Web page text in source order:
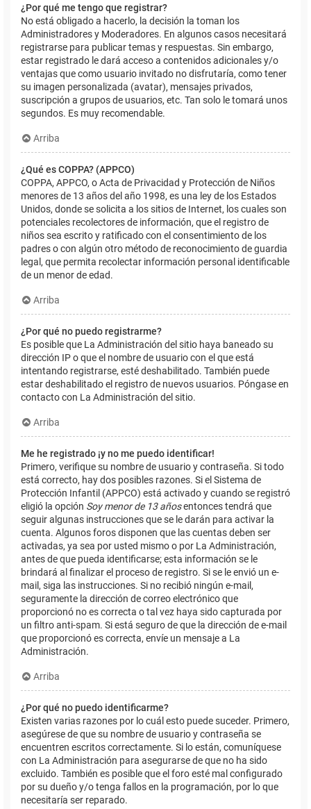
¿Por qué me tengo que registrar?
No está obligado a hacerlo, la decisión la toman los
Administradores y Moderadores. En algunos casos necesitará
registrarse para publicar temas y respuestas. Sin embargo,
estar registrado le dará acceso a contenidos adicionales y/o
ventajas que como usuario invitado no disfrutaría, como tener
su imagen personalizada (avatar), mensajes privados,
suscripción a grupos de usuarios, etc. Tan solo le tomará unos
segundos. Es muy recomendable.
Arriba
¿Qué es COPPA? (APPCO)
COPPA, APPCO, o Acta de Privacidad y Protección de Niños
menores de 13 años del año 1998, es una ley de los Estados
Unidos, donde se solicita a los sitios de Internet, los cuales son
potenciales recolectores de información, que el registro de
niños sea escrito y ratificado con el consentimiento de los
padres o con algún otro método de reconocimiento de guardia
legal, que permita recolectar información personal identificable
de un menor de edad.
Arriba
¿Por qué no puedo registrarme?
Es posible que La Administración del sitio haya baneado su
dirección IP o que el nombre de usuario con el que está
intentando registrarse, esté deshabilitado. También puede
estar deshabilitado el registro de nuevos usuarios. Póngase en
contacto con La Administración del sitio.
Arriba
Me he registrado ¡y no me puedo identificar!
Primero, verifique su nombre de usuario y contraseña. Si todo
está correcto, hay dos posibles razones. Si el Sistema de
Protección Infantil (APPCO) está activado y cuando se registró
eligió la opción Soy menor de 13 añosentonces tendrá que
seguir algunas instrucciones que se le darán para activar la
cuenta. Algunos foros disponen que las cuentas deben ser
activadas, ya sea por usted mismo o por La Administración,
antes de que pueda identificarse; esta información se le
brindará al finalizar el proceso de registro. Si se le envió un e-
mail, siga las instrucciones. Si no recibió ningún e-mail,
seguramente la dirección de correo electrónico que
proporcionó no es correcta o tal vez haya sido capturada por
un filtro anti-spam. Si está seguro de que la dirección de e-mail
que proporcionó es correcta, envíe un mensaje a La
Administración.
Arriba
¿Por qué no puedo identificarme?
Existen varias razones por lo cuál esto puede suceder. Primero,
asegúrese de que su nombre de usuario y contraseña se
encuentren escritos correctamente. Si lo están, comuníquese
con La Administración para asegurarse de que no ha sido
excluido. También es posible que el foro esté mal configurado
por su dueño y/o tenga fallos en la programación, por lo que
necesitaría ser reparado.